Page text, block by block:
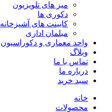
میز های تلویزیون
دکوری ها
کابینت های آشپزخانه
مبلمان اداری
واحد معماری و دکوراسیون
وبلاگ
تماس با ما
درباره ما
سبد خرید
خانه
محصولات